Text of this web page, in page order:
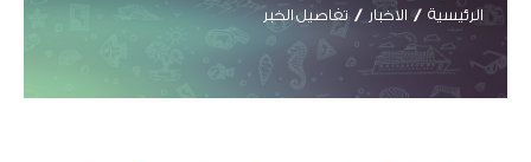
الرئيسية الاخبار تفاصيل الخبر